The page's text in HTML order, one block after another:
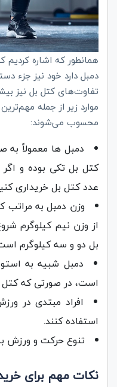
همانطور که اشاره
دمبل دارد خود نیز جزء
تفاوت‌های کتل بل نیز
موارد زیر از جمله
محسوب می‌شوند:
دمبل‌ ها معمولاً
کتل بل تکی بوده و اگر
عدد کتل بل خریداری
وزن دمبل به مراتب
از وزن نیم کیلوگرم
بل دو و سه کیلوگرم
دمبل شبیه به
است، در صورتی که
افراد مبتدی در
استفاده کنند‌‌.
تنوع حرکت و ورزش
نکات مهم برای